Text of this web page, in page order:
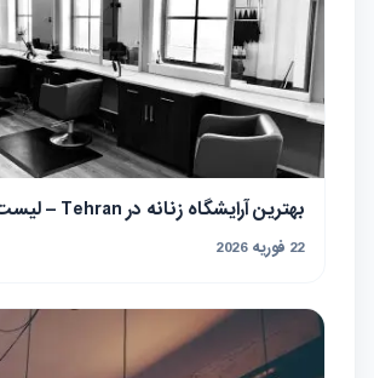
بهترین آرایشگاه زنانه در Tehran – لیست کامل
22 فوریه 2026